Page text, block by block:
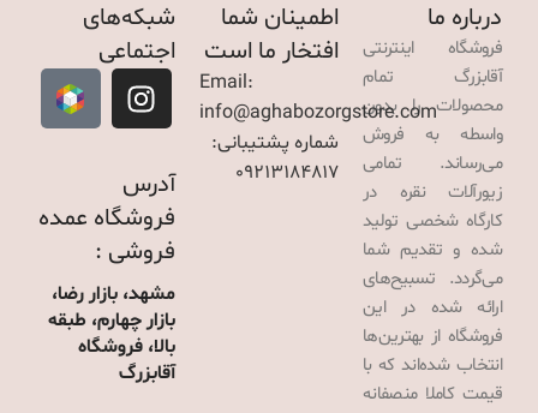
درباره ما
فروشگاه اینترنتی
آقابزرگ تمام
محصولات را بدون
واسطه به فروش
می‌رساند. تمامی
زیورآلات نقره در
کارگاه شخصی تولید
شده و تقدیم شما
می‌گردد. تسبیح‌های
ارائه شده در این
فروشگاه از بهترین‌ها
انتخاب شده‌اند که با
قیمت کاملا منصفانه
اطمینان شما
افتخار ما است
Email:
info@aghabozorgstore.com
شماره پشتیبانی:
09213184817
شبکه‌های
اجتماعی
آدرس
فروشگاه عمده
فروشی :
مشهد، بازار رضا،
بازار چهارم، طبقه
بالا، فروشگاه
آقابزرگ